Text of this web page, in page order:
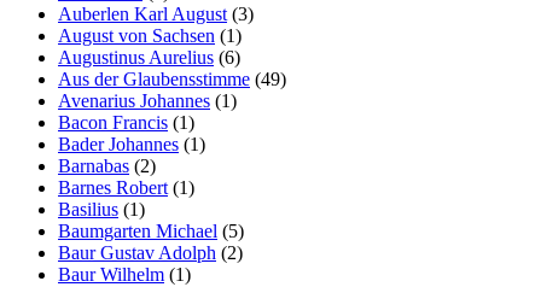
Auberlen Karl August (3)
August von Sachsen (1)
Augustinus Aurelius (6)
Aus der Glaubensstimme (49)
Avenarius Johannes (1)
Bacon Francis (1)
Bader Johannes (1)
Barnabas (2)
Barnes Robert (1)
Basilius (1)
Baumgarten Michael (5)
Baur Gustav Adolph (2)
Baur Wilhelm (1)